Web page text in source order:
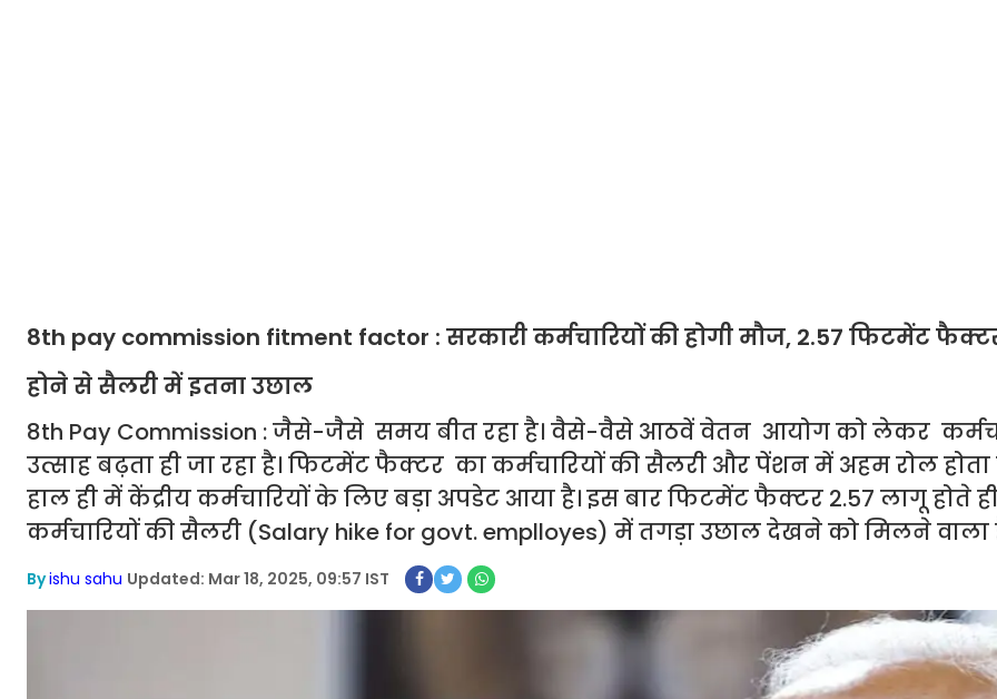
8th pay commission fitment factor : सरकारी कर्मचारियों की होगी मौज, 2.57 फिटमेंट
होने से सैलरी में इतना उछाल
8th Pay Commission : जैसे-जैसे समय बीत रहा है। वैसे-वैसे आठवें वेतन आयोग को लेकर
उत्साह बढ़ता ही जा रहा है। फिटमेंट फैक्टर का कर्मचारियों की सैलरी और पेंशन में अहम रोल होता
हाल ही में केंद्रीय कर्मचारियों के लिए बड़ा अपडेट आया है। इस बार फिटमेंट फैक्टर 2.57 लागू होते
कर्मचारियों की सैलरी (Salary hike for govt. emplloyes) में तगड़ा उछाल देखने को मिलने वाला
Byishu sahu Updated: Mar 18, 2025, 09:57 IST